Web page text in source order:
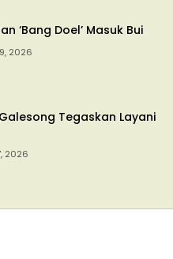
‘Bang Doel’ Masuk Bui
2026
Tegaskan Layani
2026